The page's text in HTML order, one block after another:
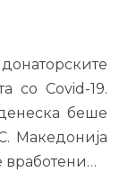
со Covid-19.
беше
Македонија
вработени…